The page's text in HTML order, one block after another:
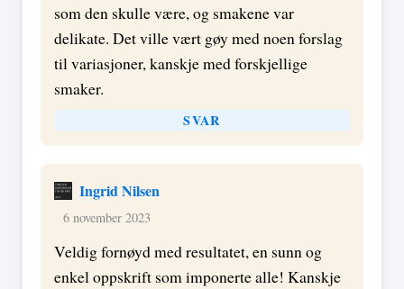
som den skulle være, og smakene var
delikate. Det ville vært gøy med noen forslag
til variasjoner, kanskje med forskjellige
smaker.
SVAR
Ingrid Nilsen
6 november 2023
Veldig fornøyd med resultatet, en sunn og
enkel oppskrift som imponerte alle! Kanskje